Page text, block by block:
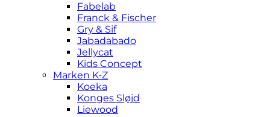
Fabelab
Franck & Fischer
Gry & Sif
Jabadabado
Jellycat
Kids Concept
Marken K-Z
Koeka
Konges Sløjd
Liewood